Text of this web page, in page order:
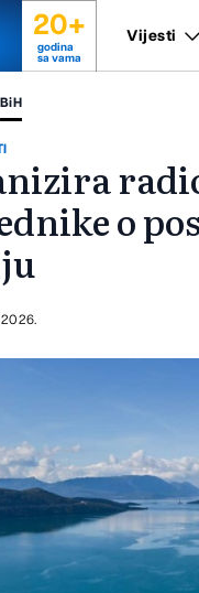
20+
godina
sa vama
Vijesti
BiH
o